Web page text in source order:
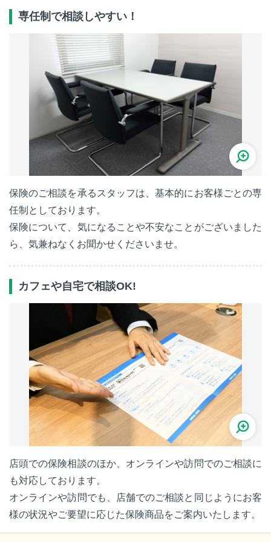
専任制で相談しやすい！
保険のご相談を承るスタッフは、基本的にお客様ごとの専
任制としております。
保険について、気になることや不安なことがございました
ら、気兼ねなくお聞かせくださいませ。
カフェや自宅で相談OK!
店頭での保険相談のほか、オンラインや訪問でのご相談に
も対応しております。
オンラインや訪問でも、店舗でのご相談と同じようにお客
様の状況やご要望に応じた保険商品をご案内いたします。